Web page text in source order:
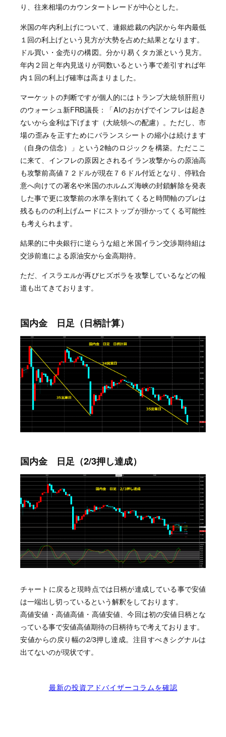
り、往来相場のカウンタートレードが中心とした。
米国の年内利上げについて、連銀総裁の内訳から年内最低
１回の利上げという見方が大勢を占めた結果となります。
ドル買い・金売りの構図。分かり易くタカ派という見方。
年内２回と年内見送りが同数いるという事で差引すれば年
内１回の利上げ確率は高まりました。
マーケットの判断ですが個人的にはトランプ大統領肝煎り
のウォーシュ新FRB議長：「AIのおかげでインフレは起き
ないから金利は下げます（大統領への配慮）。ただし、市
場の歪みを正すためにバランスシートの縮小は続けます
（自身の信念）」という2軸のロジックを構築。ただここ
に来て、インフレの原因とされるイラン攻撃からの原油高
も攻撃前高値７２ドルが現在７６ドル付近となり、停戦合
意へ向けての署名や米国のホルムズ海峡の封鎖解除を発表
した事で更に攻撃前の水準を割れてくると時間軸のブレは
残るものの利上げムードにストップが掛かってくる可能性
も考えられます。
結果的に中央銀行に逆らうな組と米国イラン交渉期待組は
交渉前進による原油安から金高期待。
ただ、イスラエルが再びヒズボラを攻撃しているなどの報
道も出てきております。
国内金 日足（日柄計算）
国内金 日足（2/3押し達成）
チャートに戻ると現時点では日柄が達成している事で安値
は一端出し切っているという解釈をしております。
高値安値・高値高値・高値安値、今回は初の安値日柄とな
っている事で安値高値期待の日柄待ちで考えております。
安値からの戻り幅の2/3押し達成。注目すべきシグナルは
出てないのが現状です。
最新の投資アドバイザーコラムを確認